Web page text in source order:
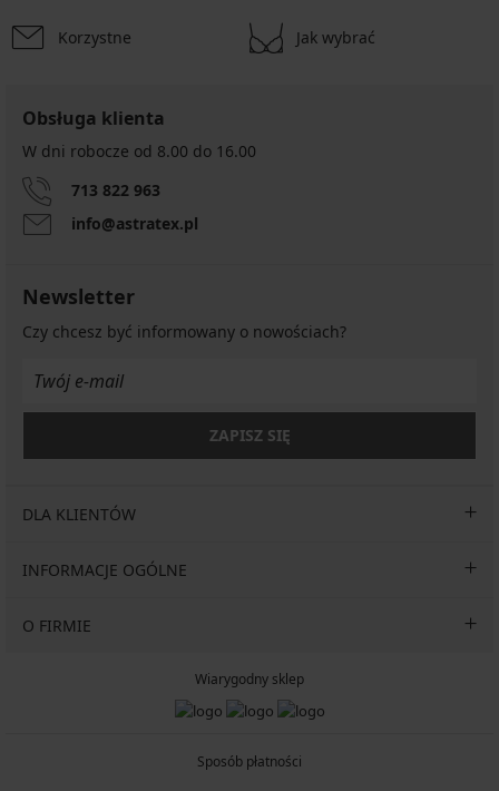
Korzystne Jak wybrać
Obsługa klienta
W dni robocze od 8.00 do 16.00
713 822 963
info@astratex.pl
Newsletter
Czy chcesz być informowany o nowościach?
ZAPISZ SIĘ
DLA KLIENTÓW
INFORMACJE OGÓLNE
O FIRMIE
Wiarygodny sklep
Sposób płatności